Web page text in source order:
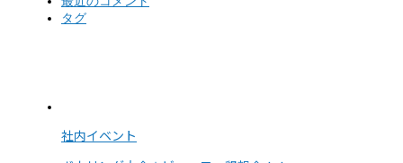
タグ
社内イベント